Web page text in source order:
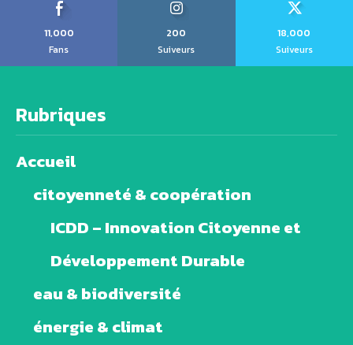
11,000
Fans
200
Suiveurs
18,000
Suiveurs
Rubriques
Accueil
citoyenneté & coopération
ICDD – Innovation Citoyenne et
Développement Durable
eau & biodiversité
énergie & climat